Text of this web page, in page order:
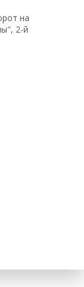
на
2-й